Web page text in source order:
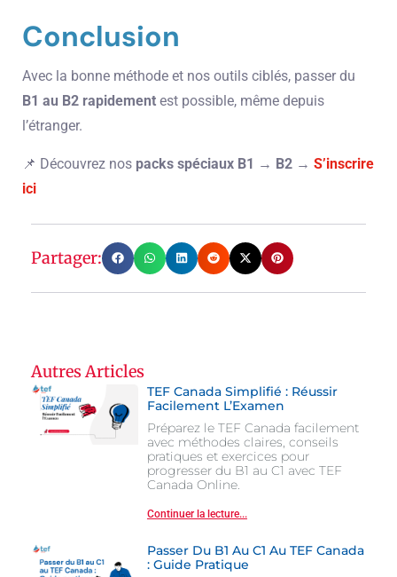
Conclusion
Avec la bonne méthode et nos outils ciblés, passer du
B1 au B2 rapidement est possible, même depuis
l’étranger.
📌 Découvrez nos packs spéciaux B1 → B2 → S’inscrire
ici
Partager:
Autres Articles
TEF Canada Simplifié : Réussir
Facilement L’Examen
Préparez le TEF Canada facilement
avec méthodes claires, conseils
pratiques et exercices pour
progresser du B1 au C1 avec TEF
Canada Online.
Continuer la lecture...
Passer Du B1 Au C1 Au TEF Canada
: Guide Pratique